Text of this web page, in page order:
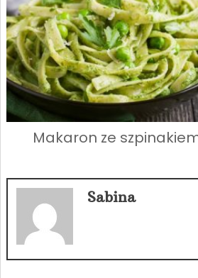
Makaron ze
Sabina